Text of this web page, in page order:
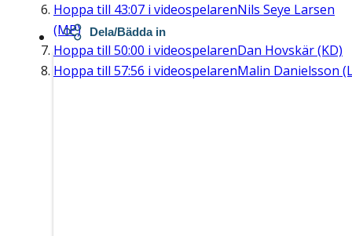
Hoppa till 43:07 i videospelarenNils Seye Larsen
(MP)
Hoppa till 50:00 i videospelarenDan Hovskär (KD)
Hoppa till 57:56 i videospelarenMalin Danielsson
Dela/Bädda in